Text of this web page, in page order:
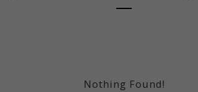
Nothing Found!